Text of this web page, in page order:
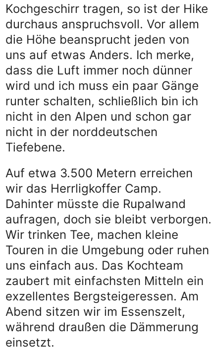
Kochgeschirr tragen, so ist der Hike
durchaus anspruchsvoll. Vor allem
die Höhe beansprucht jeden von
uns auf etwas Anders. Ich merke,
dass die Luft immer noch dünner
wird und ich muss ein paar Gänge
runter schalten, schließlich bin ich
nicht in den Alpen und schon gar
nicht in der norddeutschen
Tiefebene.
Auf etwa 3.500 Metern erreichen
wir das Herrligkoffer Camp.
Dahinter müsste die Rupalwand
aufragen, doch sie bleibt verborgen.
Wir trinken Tee, machen kleine
Touren in die Umgebung oder ruhen
uns einfach aus. Das Kochteam
zaubert mit einfachsten Mitteln ein
exzellentes Bergsteigeressen. Am
Abend sitzen wir im Essenszelt,
während draußen die Dämmerung
einsetzt.